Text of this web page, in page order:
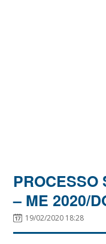
PROCESSO
– ME 2020/
19/02/2020 18:28